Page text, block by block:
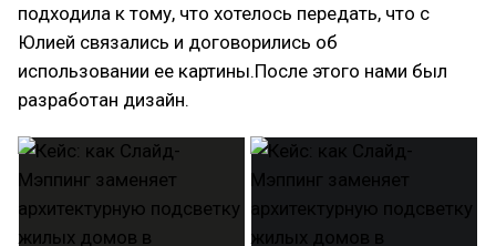
подходила к тому, что хотелось передать, что с
Юлией связались и договорились об
использовании ее картины.После этого нами был
разработан дизайн.